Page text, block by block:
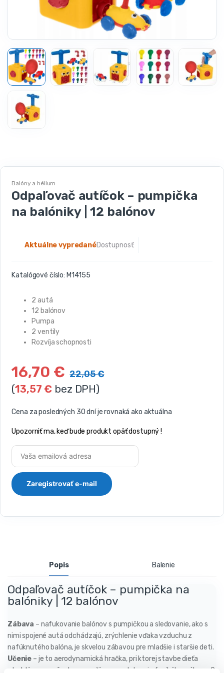
Balóny a hélium
Odpaľovač autíčok – pumpička
na balóniky | 12 balónov
Dostupnosť:
Aktuálne vypredané
Katalógové číslo: M14155
2 autá
12 balónov
Pumpa
2 ventily
Rozvíja schopnosti
16,70 € 22,05€
(13,57€ bez DPH)
Cena za posledných 30 dní je rovnaká ako aktuálna
Upozorniť ma, keď bude produkt opäť dostupný !
Popis Balenie
Odpaľovač autíčok – pumpička na
balóniky | 12 balónov
Zábava – nafukovanie balónov s pumpičkou a sledovanie, ako s
nimi spojené autá odchádzajú, zrýchlenie vďaka vzduchu z
nafúknutého balóna, je skvelou zábavou pre mladšie i staršie deti.
Učenie – je to aerodynamická hračka, pri ktorej stavbe dieťa
atraktívnym spôsobom využíva a predstavuje fyzikálne zákony. O